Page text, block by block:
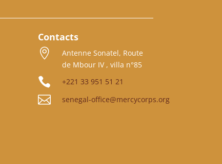
Contacts

Antenne Sonatel, Route
de Mbour IV , villa n°85
 +221 33 951 51 21
 senegal-office@mercycorps.org